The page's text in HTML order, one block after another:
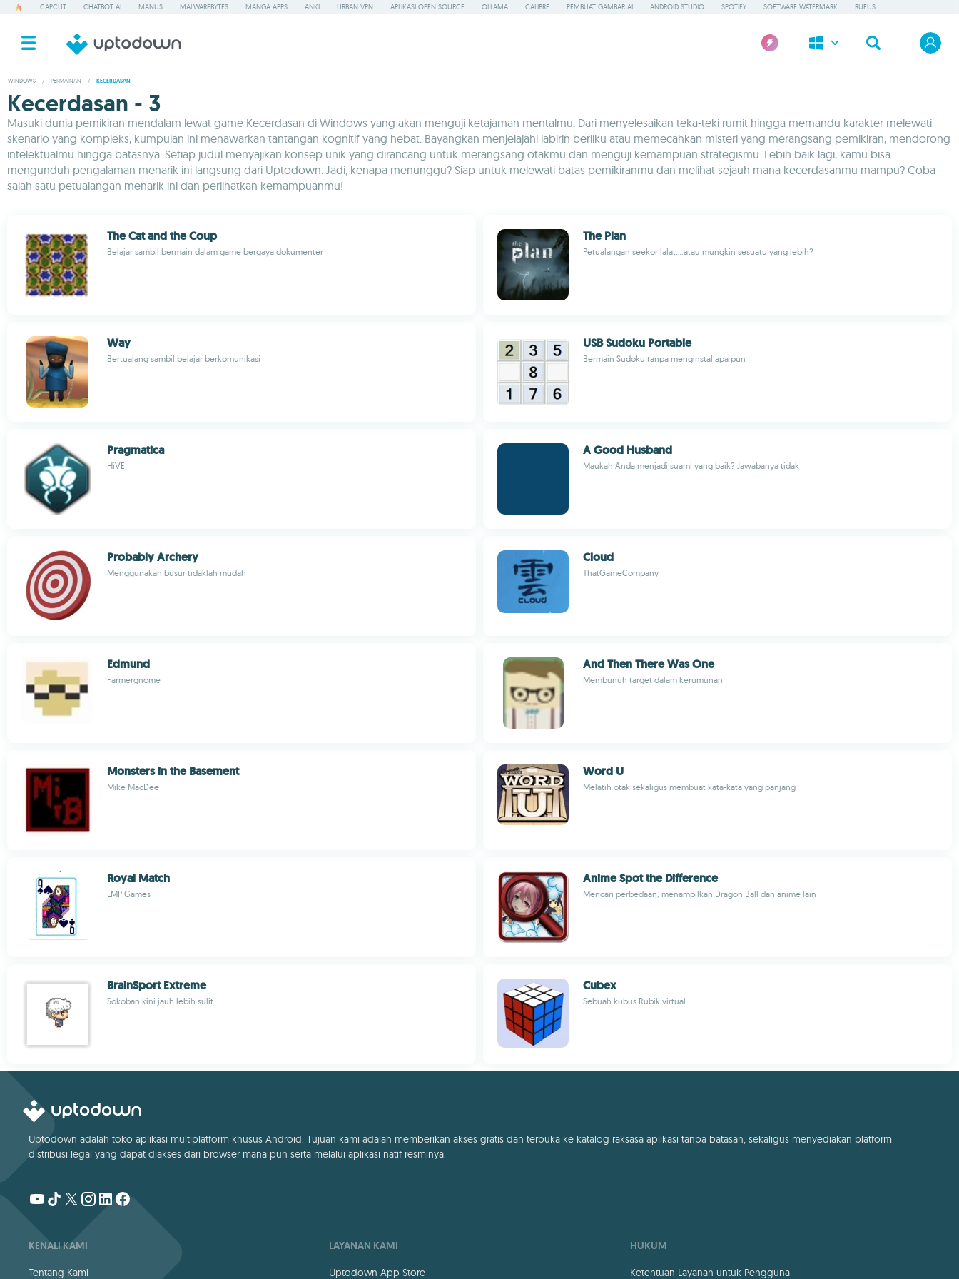
CAPCUT CHATBOT AI MANUS MALWAREBYTES MANGA APPS ANKI URBAN VPN APLIKASI OPEN SOURCE OLLAMA CALIBRE PEMBUAT GAMBAR AI ANDROID STUDIO SPOTIFY SOFTWARE WATERMARK RUFUS
WINDOWS / PERMAINAN / KECERDASAN
Kecerdasan - 3
Masuki dunia pemikiran mendalam lewat game Kecerdasan di Windows yang akan menguji ketajaman mentalmu. Dari menyelesaikan teka-teki rumit hingga memandu karakter melewati
skenario yang kompleks, kumpulan ini menawarkan tantangan kognitif yang hebat. Bayangkan menjelajahi labirin berliku atau memecahkan misteri yang merangsang pemikiran, mendorong
intelektualmu hingga batasnya. Setiap judul menyajikan konsep unik yang dirancang untuk merangsang otakmu dan menguji kemampuan strategismu. Lebih baik lagi, kamu bisa
mengunduh pengalaman menarik ini langsung dari Uptodown. Jadi, kenapa menunggu? Siap untuk melewati batas pemikiranmu dan melihat sejauh mana kecerdasanmu mampu? Coba
salah satu petualangan menarik ini dan perlihatkan kemampuanmu!
The Cat and the Coup
Belajar sambil bermain dalam game bergaya dokumenter
The Plan
Petualangan seekor lalat....atau mungkin sesuatu yang lebih?
Way
Bertualang sambil belajar berkomunikasi
USB Sudoku Portable
Bermain Sudoku tanpa menginstal apa pun
Pragmatica
HiVE
A Good Husband
Maukah Anda menjadi suami yang baik? Jawabanya tidak
Probably Archery
Menggunakan busur tidaklah mudah
Cloud
ThatGameCompany
Edmund
Farmergnome
And Then There Was One
Membunuh target dalam kerumunan
Monsters in the Basement
Mike MacDee
Word U
Melatih otak sekaligus membuat kata-kata yang panjang
Royal Match
LMP Games
Anime Spot the Difference
Mencari perbedaan, menampilkan Dragon Ball dan anime lain
BrainSport Extreme
Sokoban kini jauh lebih sulit
Cubex
Sebuah kubus Rubik virtual
Uptodown adalah toko aplikasi multiplatform khusus Android. Tujuan kami adalah memberikan akses gratis dan terbuka ke katalog raksasa aplikasi tanpa batasan, sekaligus menyediakan platform
distribusi legal yang dapat diakses dari browser mana pun serta melalui aplikasi natif resminya.
KENALI KAMI
Tentang Kami
LAYANAN KAMI
Uptodown App Store
HUKUM
Ketentuan Layanan untuk Pengguna